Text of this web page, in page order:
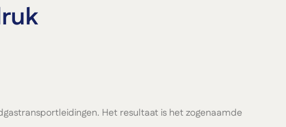
Het resultaat is het zogenaamde